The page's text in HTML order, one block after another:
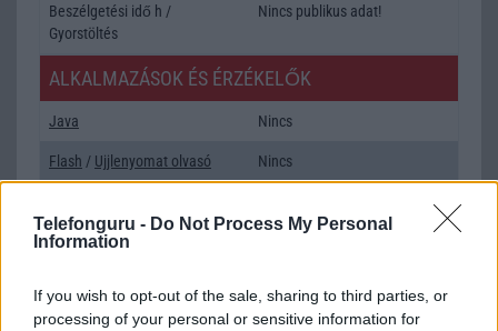
Telefonguru - Do Not Process My Personal
Information
If you wish to opt-out of the sale, sharing to third parties, or
processing of your personal or sensitive information for
Beszélgetési idő h /
Gyorstöltés
Nincs publikus adat!
ALKALMAZÁSOK ÉS ÉRZÉKELŐK
Java Nincs
Flash / Ujjlenyomat olvasó Nincs
Organizer
Office alkalmazások Nincs